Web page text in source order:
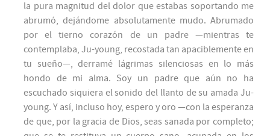
la pura magnitud del dolor que estabas soportando me
abrumó, dejándome absolutamente mudo. Abrumado
por el tierno corazón de un padre —mientras te
contemplaba, Ju-young, recostada tan apaciblemente en
tu sueño—, derramé lágrimas silenciosas en lo más
hondo de mi alma. Soy un padre que aún no ha
escuchado siquiera el sonido del llanto de su amada Ju-
young. Y así, incluso hoy, espero y oro —con la esperanza
de que, por la gracia de Dios, seas sanada por completo;